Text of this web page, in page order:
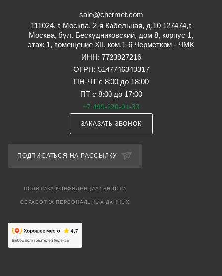
sale@chermet.com
111024, г. Москва, 2-я Кабельная, д.10 127474,г.
Москва, бул. Бескудниковский, дом 8, корпус 1,
этаж 1, помещение XII, ком.1-6 Черметком - ЧМК
ИНН: 7723927216
ОГРН: 5147746349317
ПН-ЧТ с 8:00 до 18:00
ПТ с 8:00 до 17:00
+7 499-220-01-33
ЗАКАЗАТЬ ЗВОНОК
ПОДПИСАТЬСЯ НА РАССЫЛКУ
ПОЛИТИКА КОНФИДЕНЦИАЛЬНОСТИ
ОБРАБОТКА ПЕРСОНАЛЬНЫХ ДАННЫХ